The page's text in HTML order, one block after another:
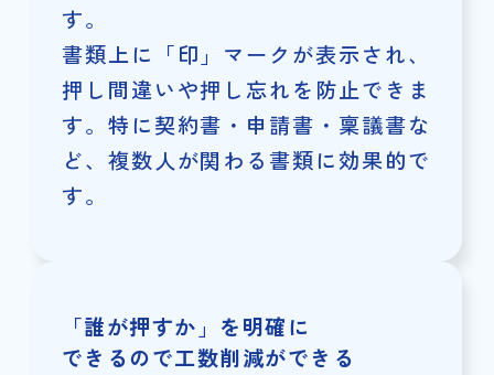
す。
書類上に「印」マークが表示され、
押し間違いや押し忘れを防止できま
す。 特に契約書・申請書・稟議書な
ど、複数人が関わる書類に効果的で
す。
「誰が押すか」を明確に
できるので工数削減ができる